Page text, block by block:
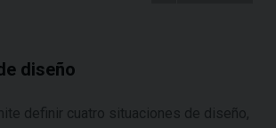
diseño
definir cuatro situaciones de diseño,